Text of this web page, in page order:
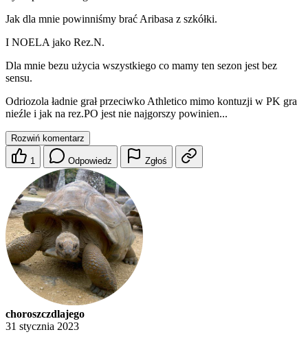
Jak dla mnie powinniśmy brać Aribasa z szkółki.
I NOELA jako Rez.N.
Dla mnie bezu użycia wszystkiego co mamy ten sezon jest bez
sensu.
Odriozola ładnie grał przeciwko Athletico mimo kontuzji w PK gra
nieźle i jak na rez.PO jest nie najgorszy powinien...
Rozwiń komentarz
1 Odpowiedz Zgłoś
choroszczdlajego
31 stycznia 2023